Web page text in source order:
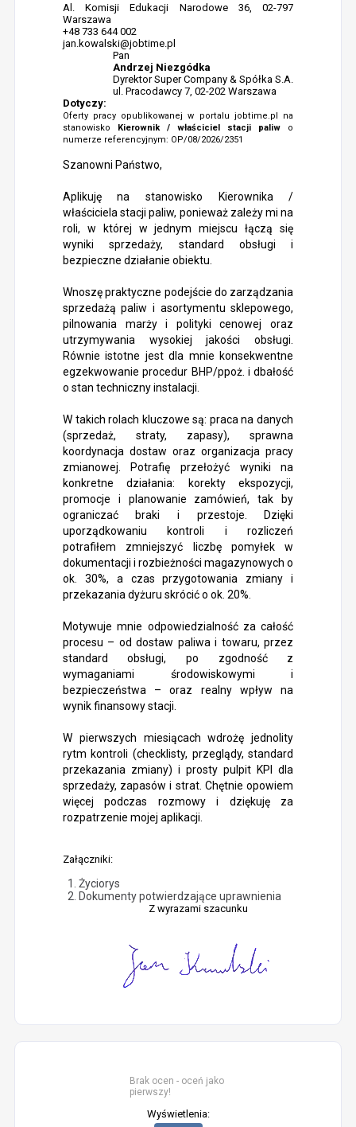
Al. Komisji Edukacji Narodowe 36, 02-797
Warszawa
+48 733 644 002
jan.kowalski@jobtime.pl
Pan
Andrzej Niezgódka
Dyrektor Super Company & Spółka S.A.
ul. Pracodawcy 7, 02-202 Warszawa
Dotyczy:
Oferty pracy opublikowanej w portalu jobtime.pl na
stanowisko Kierownik / właściciel stacji paliw o
numerze referencyjnym: OP/08/2026/2351
Szanowni Państwo,
Aplikuję na stanowisko Kierownika /
właściciela stacji paliw, ponieważ zależy mi na
roli, w której w jednym miejscu łączą się
wyniki sprzedaży, standard obsługi i
bezpieczne działanie obiektu.
Wnoszę praktyczne podejście do zarządzania
sprzedażą paliw i asortymentu sklepowego,
pilnowania marży i polityki cenowej oraz
utrzymywania wysokiej jakości obsługi.
Równie istotne jest dla mnie konsekwentne
egzekwowanie procedur BHP/ppoż. i dbałość
o stan techniczny instalacji.
W takich rolach kluczowe są: praca na danych
(sprzedaż, straty, zapasy), sprawna
koordynacja dostaw oraz organizacja pracy
zmianowej. Potrafię przełożyć wyniki na
konkretne działania: korekty ekspozycji,
promocje i planowanie zamówień, tak by
ograniczać braki i przestoje. Dzięki
uporządkowaniu kontroli i rozliczeń
potrafiłem zmniejszyć liczbę pomyłek w
dokumentacji i rozbieżności magazynowych o
ok. 30%, a czas przygotowania zmiany i
przekazania dyżuru skrócić o ok. 20%.
Motywuje mnie odpowiedzialność za całość
procesu – od dostaw paliwa i towaru, przez
standard obsługi, po zgodność z
wymaganiami środowiskowymi i
bezpieczeństwa – oraz realny wpływ na
wynik finansowy stacji.
W pierwszych miesiącach wdrożę jednolity
rytm kontroli (checklisty, przeglądy, standard
przekazania zmiany) i prosty pulpit KPI dla
sprzedaży, zapasów i strat. Chętnie opowiem
więcej podczas rozmowy i dziękuję za
rozpatrzenie mojej aplikacji.
Załączniki:
Życiorys
Dokumenty potwierdzające uprawnienia
Z wyrazami szacunku
Brak ocen - oceń jako
pierwszy!
Wyświetlenia: